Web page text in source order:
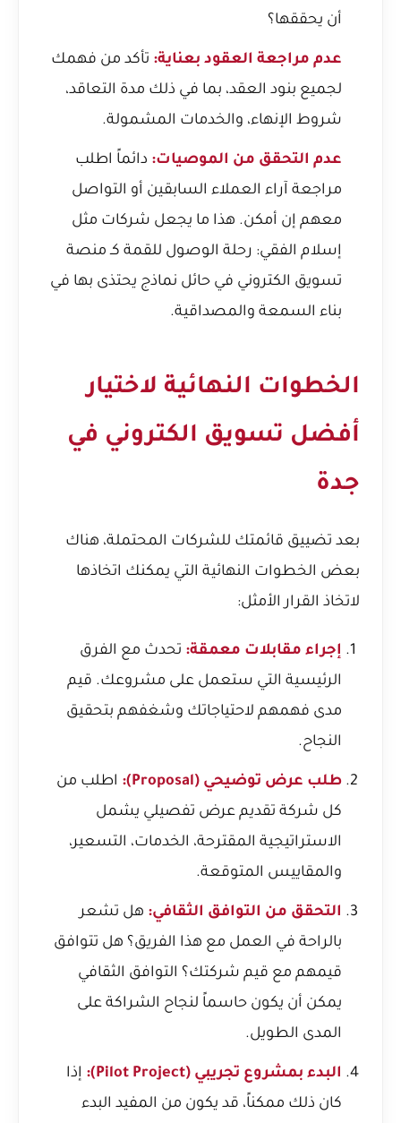
أن يحققها؟
عدم مراجعة العقود بعناية: تأكد من فهمك
لجميع بنود العقد، بما في ذلك مدة التعاقد،
شروط الإنهاء، والخدمات المشمولة.
عدم التحقق من الموصيات: دائماً اطلب
مراجعة آراء العملاء السابقين أو التواصل
معهم إن أمكن. هذا ما يجعل شركات مثل
إسلام الفقي: رحلة الوصول للقمة كـ منصة
تسويق الكتروني في حائل نماذج يحتذى بها في
بناء السمعة والمصداقية.
الخطوات النهائية لاختيار
أفضل تسويق الكتروني في
جدة
بعد تضييق قائمتك للشركات المحتملة، هناك
بعض الخطوات النهائية التي يمكنك اتخاذها
لاتخاذ القرار الأمثل:
إجراء مقابلات معمقة: تحدث مع الفرق
الرئيسية التي ستعمل على مشروعك. قيم
مدى فهمهم لاحتياجاتك وشغفهم بتحقيق
النجاح.
طلب عرض توضيحي (Proposal):
اطلب من
كل شركة تقديم عرض تفصيلي يشمل
الاستراتيجية المقترحة، الخدمات، التسعير،
والمقاييس المتوقعة.
التحقق من التوافق الثقافي: هل تشعر
بالراحة في العمل مع هذا الفريق؟ هل تتوافق
قيمهم مع قيم شركتك؟ التوافق الثقافي
يمكن أن يكون حاسماً لنجاح الشراكة على
المدى الطويل.
البدء بمشروع تجريبي (Pilot Project):
إذا
كان ذلك ممكناً، قد يكون من المفيد البدء